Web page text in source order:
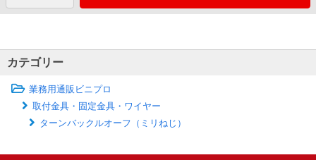
カテゴリー
業務用通販ビニプロ
取付金具・固定金具・ワイヤー
ターンバックルオーフ（ミリねじ）